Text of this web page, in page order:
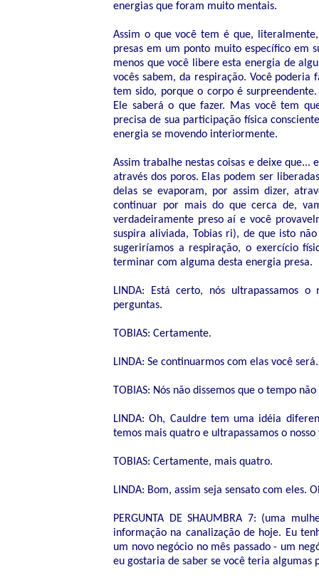
energias que foram muito mentais.
Assim o que você tem é que,
presas em um ponto muito específico em
menos que você libere esta energia de
vocês sabem, da respiração. Você
tem sido, porque o corpo é
Ele saberá o que fazer. Mas você tem
precisa de sua participação física
energia se movendo interiormente.
Assim trabalhe nestas coisas e deixe que...
através dos poros. Elas podem ser
delas se evaporam, por assim dizer,
continuar por mais do que cerca de,
verdadeiramente preso aí e você
suspira aliviada, Tobias ri), de que isto
sugeriríamos a respiração, o exercício
terminar com alguma desta energia presa.
LINDA: Está certo, nós ultrapassamos
perguntas.
TOBIAS: Certamente.
LINDA: Se continuarmos com elas você
TOBIAS: Nós não dissemos que o tempo
LINDA: Oh, Cauldre tem uma idéia
temos mais quatro e ultrapassamos o nosso
TOBIAS: Certamente, mais quatro.
LINDA: Bom, assim seja sensato com eles.
PERGUNTA DE SHAUMBRA 7: (uma
informação na canalização de hoje. Eu
um novo negócio no mês passado - um
eu gostaria de saber se você teria algumas